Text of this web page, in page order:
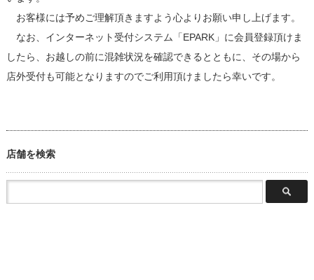
お客様には予めご理解頂きますよう心よりお願い申し上げます。
なお、インターネット受付システム「EPARK」に会員登録頂けま
したら、お越しの前に混雑状況を確認できるとともに、その場から
店外受付も可能となりますのでご利用頂けましたら幸いです。
店舗を検索